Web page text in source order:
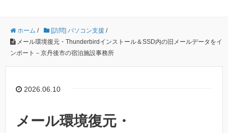
ホーム / [訪問] パソコン支援 /
メール環境復元・Thunderbirdインストール＆SSD内の旧メールデータをイ
ンポート－京丹後市の宿泊施設事務所
2026.06.10
メール環境復元・